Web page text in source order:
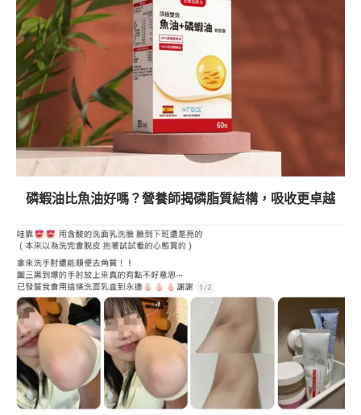
磷蝦油比魚油好嗎？營養師揭磷脂質結構，吸收更卓越